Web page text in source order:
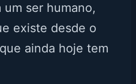
ser humano,
existe desde o
ainda hoje tem